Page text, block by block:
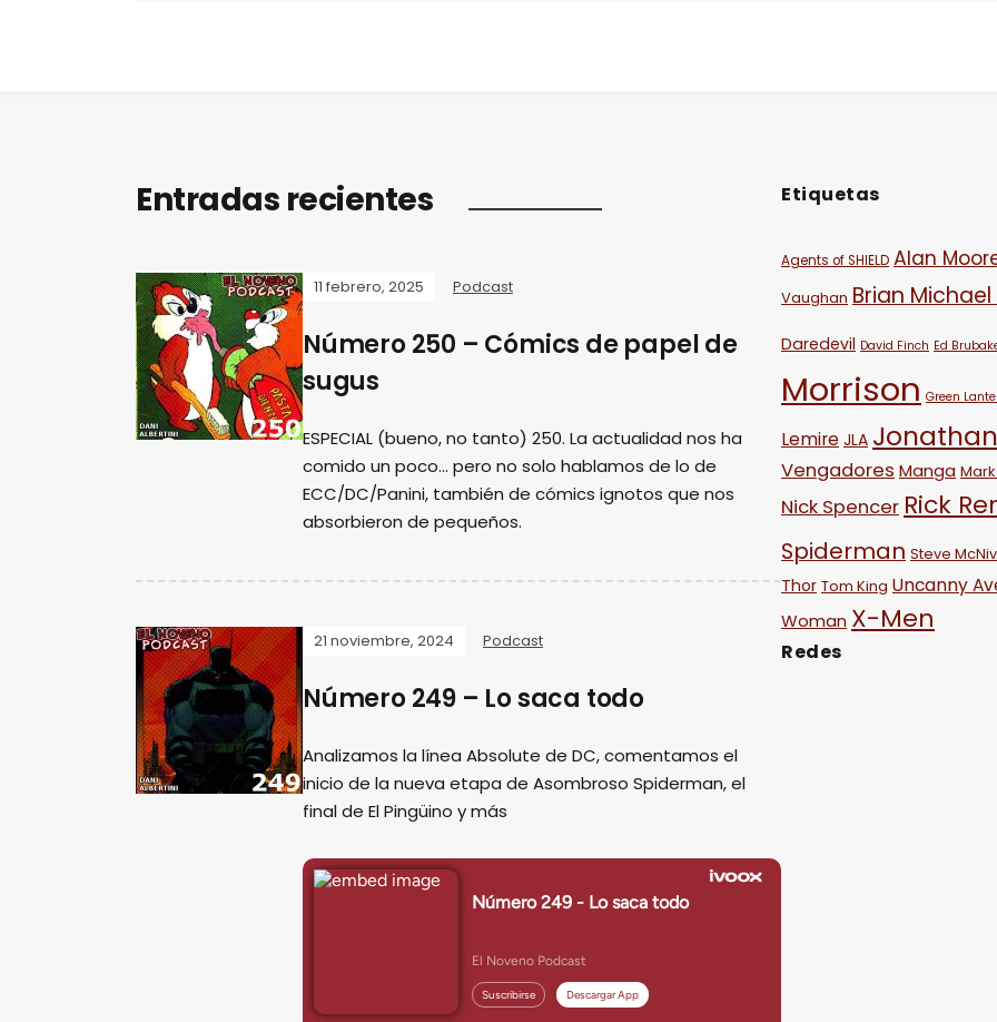
Entradas recientes
11 febrero, 2025 Podcast
Número 250 – Cómics de papel de
sugus
ESPECIAL (bueno, no tanto) 250. La actualidad nos ha
comido un poco... pero no solo hablamos de lo de
ECC/DC/Panini, también de cómics ignotos que nos
absorbieron de pequeños.
21 noviembre, 2024 Podcast
Número 249 – Lo saca todo
Analizamos la línea Absolute de DC, comentamos el
inicio de la nueva etapa de Asombroso Spiderman, el
final de El Pingüino y más
Etiquetas
Agents of SHIELD Alan
Vaughan Brian
Daredevil David Finch Ed
Morrison Green
Lemire JLA
Vengadores Manga
Nick Spencer Rick
Spiderman Steve
Thor Tom King Uncanny
Woman X-Men
Redes